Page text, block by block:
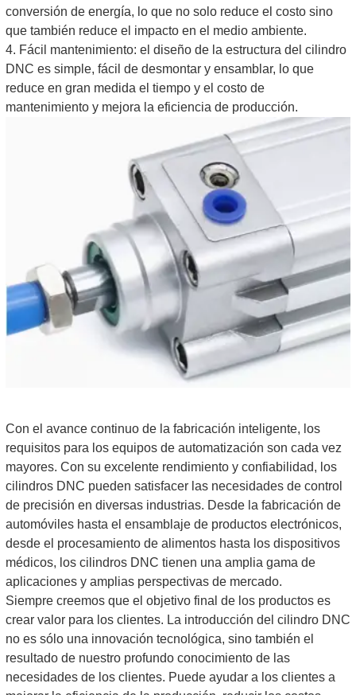
conversión de energía, lo que no solo reduce el costo sino
que también reduce el impacto en el medio ambiente.
4. Fácil mantenimiento: el diseño de la estructura del cilindro
DNC es simple, fácil de desmontar y ensamblar, lo que
reduce en gran medida el tiempo y el costo de
mantenimiento y mejora la eficiencia de producción.
Con el avance continuo de la fabricación inteligente, los
requisitos para los equipos de automatización son cada vez
mayores. Con su excelente rendimiento y confiabilidad, los
cilindros DNC pueden satisfacer las necesidades de control
de precisión en diversas industrias. Desde la fabricación de
automóviles hasta el ensamblaje de productos electrónicos,
desde el procesamiento de alimentos hasta los dispositivos
médicos, los cilindros DNC tienen una amplia gama de
aplicaciones y amplias perspectivas de mercado.
Siempre creemos que el objetivo final de los productos es
crear valor para los clientes. La introducción del cilindro DNC
no es sólo una innovación tecnológica, sino también el
resultado de nuestro profundo conocimiento de las
necesidades de los clientes. Puede ayudar a los clientes a